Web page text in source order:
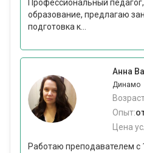
Профессиональный
образование, предлагаю
подготовка к...
Анна
Динамо
Опыт:
Цена
Работаю преподавателем с